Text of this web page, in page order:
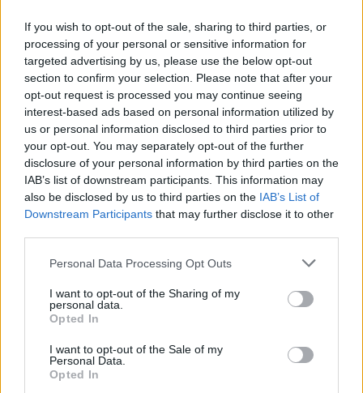
If you wish to opt-out of the sale, sharing to third parties, or
processing of your personal or sensitive information for
targeted advertising by us, please use the below opt-out
section to confirm your selection. Please note that after your
opt-out request is processed you may continue seeing
interest-based ads based on personal information utilized by
us or personal information disclosed to third parties prior to
your opt-out. You may separately opt-out of the further
disclosure of your personal information by third parties on the
IAB’s list of downstream participants. This information may
also be disclosed by us to third parties on the IAB’s List of
Downstream Participants that may further disclose it to other
Personal Data Processing Opt Outs
I want to opt-out of the Sharing of my
personal data.
Opted In
I want to opt-out of the Sale of my
Personal Data.
Opted In
eSprinter Roadshow, 2019
eSprinter Roadshow, 2019
Mercedes-Benz eVito
Mercedes-Benz eVito
Tags: e-Sprinter e-Vito Mercedes-Benz
Related Posts